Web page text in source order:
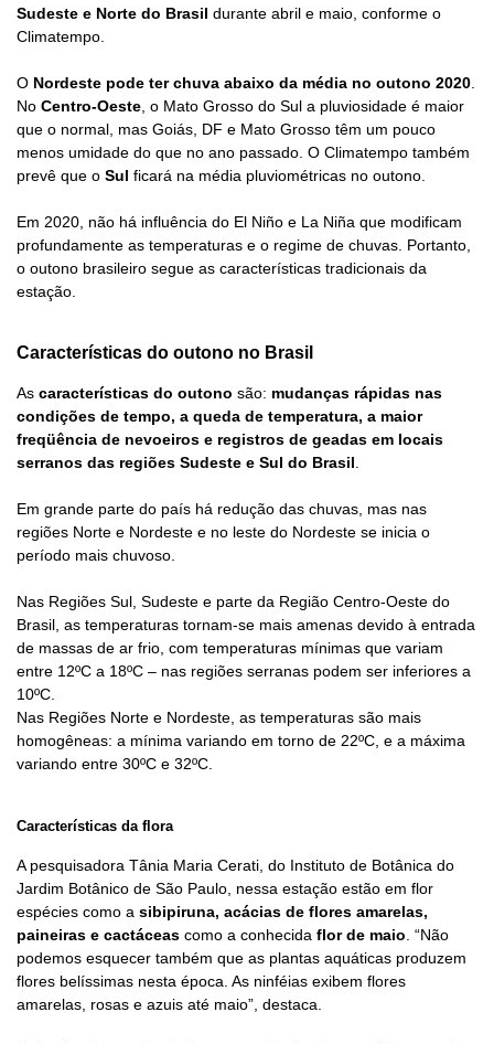
Sudeste e Norte do Brasil durante abril e maio, conforme o
Climatempo.
O Nordeste pode ter chuva abaixo da média no outono 2020
No Centro-Oeste , o Mato Grosso do Sul a pluviosidade é maior
que o normal, mas Goiás, DF e Mato Grosso têm um pouco
menos umidade do que no ano passado. O Climatempo também
prevê que o Sul ficará na média pluviométricas no outono.
Em 2020, não há influência do El Niño e La Niña que modificam
profundamente as temperaturas e o regime de chuvas. Portanto,
o outono brasileiro segue as características tradicionais da
estação.
Características do outono no Brasil
As características do outono são: mudanças rápidas nas
condições de tempo, a queda de temperatura, a maior
freqüência de nevoeiros e registros de geadas em locais
serranos das regiões Sudeste e Sul do Brasil
Em grande parte do país há redução das chuvas, mas nas
regiões Norte e Nordeste e no leste do Nordeste se inicia o
período mais chuvoso.
Nas Regiões Sul, Sudeste e parte da Região Centro-Oeste do
Brasil, as temperaturas tornam-se mais amenas devido à entrada
de massas de ar frio, com temperaturas mínimas que variam
entre 12ºC a 18ºC – nas regiões serranas podem ser inferiores a
10ºC.
Nas Regiões Norte e Nordeste, as temperaturas são mais
homogêneas: a mínima variando em torno de 22ºC, e a máxima
variando entre 30ºC e 32ºC.
Características da flora
A pesquisadora Tânia Maria Cerati, do Instituto de Botânica do
Jardim Botânico de São Paulo, nessa estação estão em flor
espécies como a sibipiruna, acácias de flores amarelas,
paineiras e cactáceas como a conhecida flor de maio . “Não
podemos esquecer também que as plantas aquáticas produzem
flores belíssimas nesta época. As ninféias exibem flores
amarelas, rosas e azuis até maio”, destaca.